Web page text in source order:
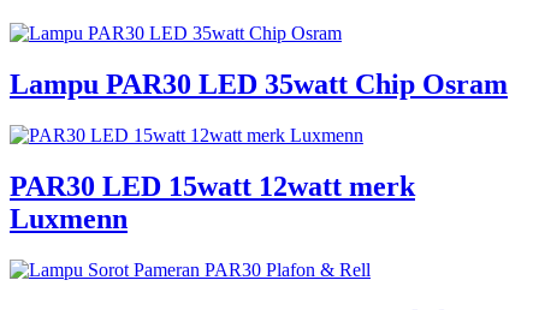
Lampu PAR30 LED 35watt Chip Osram
PAR30 LED 15watt 12watt merk
Luxmenn